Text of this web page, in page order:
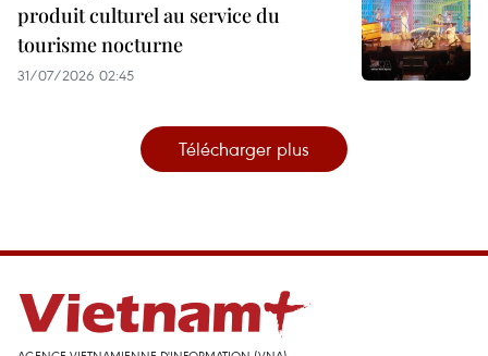
produit culturel au service du
tourisme nocturne
31/07/2026 02:45
Télécharger plus